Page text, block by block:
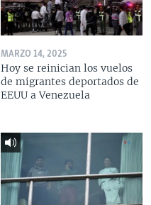
MARZO 14, 2025
Hoy se reinician los vuelos
de migrantes deportados de
EEUU a Venezuela